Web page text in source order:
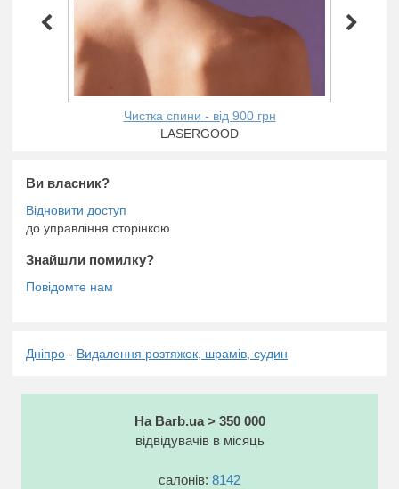
Чистка спини - від 900 грн
LASERGOOD
Ви власник?
до управління сторінкою
Знайшли помилку?
Дніпро - Видалення розтяжок, шрамів, судин
На Barb.ua > 350 000
відвідувачів в місяць
салонів: 8142